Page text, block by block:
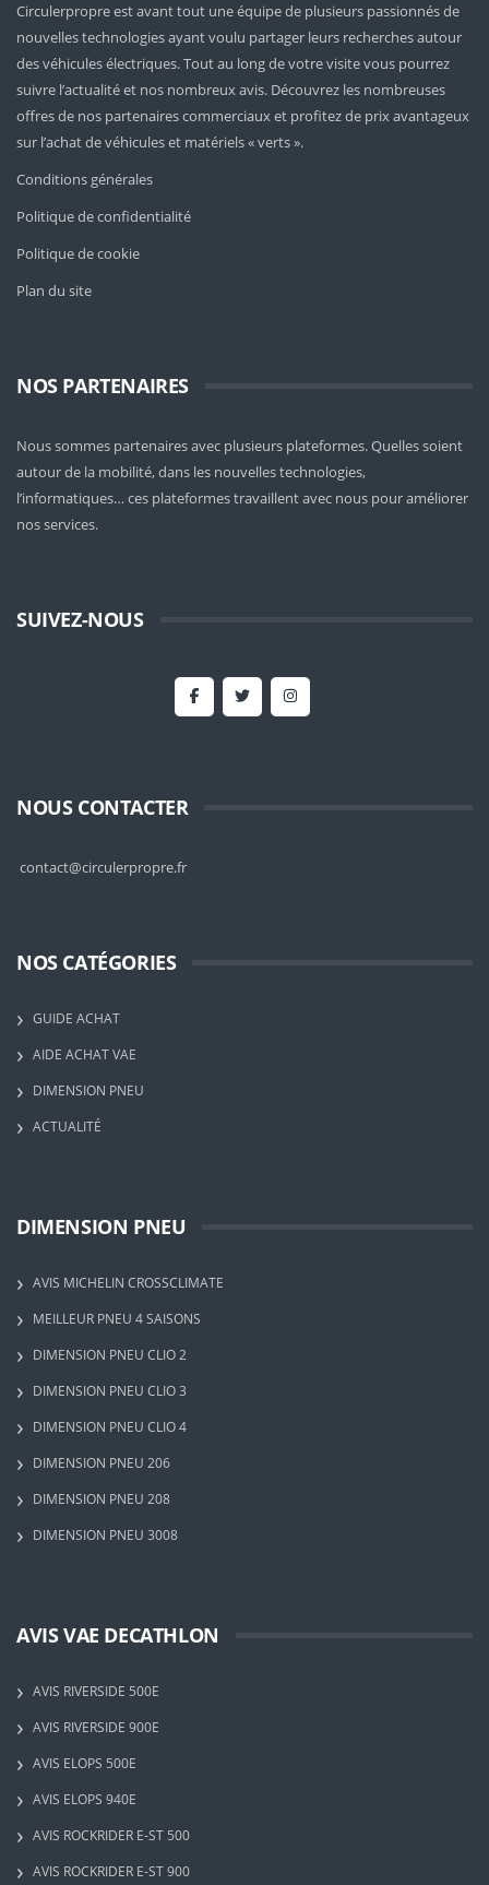
Circulerpropre est avant tout une équipe de plusieurs passionnés de
nouvelles technologies ayant voulu partager leurs recherches autour
des véhicules électriques. Tout au long de votre visite vous pourrez
suivre l’actualité et nos nombreux avis. Découvrez les nombreuses
offres de nos partenaires commerciaux et profitez de prix avantageux
sur l’achat de véhicules et matériels « verts ».
Conditions générales
Politique de confidentialité
Politique de cookie
Plan du site
NOS PARTENAIRES
Nous sommes partenaires avec plusieurs plateformes. Quelles soient
autour de la mobilité, dans les nouvelles technologies,
l’informatiques… ces plateformes travaillent avec nous pour améliorer
nos services.
SUIVEZ-NOUS
NOUS CONTACTER
contact@circulerpropre.fr
NOS CATÉGORIES
GUIDE ACHAT
AIDE ACHAT VAE
DIMENSION PNEU
ACTUALITÉ
DIMENSION PNEU
AVIS MICHELIN CROSSCLIMATE
MEILLEUR PNEU 4 SAISONS
DIMENSION PNEU CLIO 2
DIMENSION PNEU CLIO 3
DIMENSION PNEU CLIO 4
DIMENSION PNEU 206
DIMENSION PNEU 208
DIMENSION PNEU 3008
AVIS VAE DECATHLON
AVIS RIVERSIDE 500E
AVIS RIVERSIDE 900E
AVIS ELOPS 500E
AVIS ELOPS 940E
AVIS ROCKRIDER E-ST 500
AVIS ROCKRIDER E-ST 900